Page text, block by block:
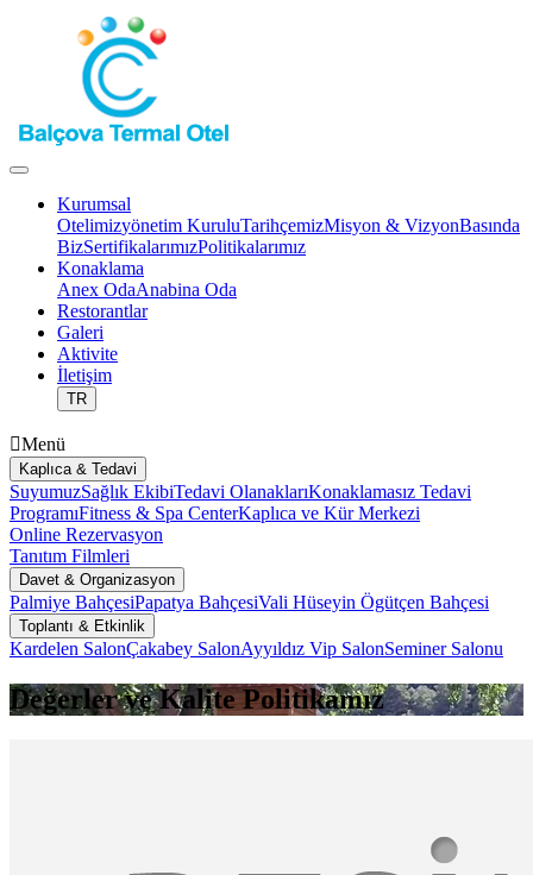
Kurumsal
OtelimizYönetim KuruluTarihçemizMisyon & VizyonBasında
BizSertifikalarımızPolitikalarımız
Konaklama
Anex OdaAnabina Oda
Restorantlar
Galeri
Aktivite
İletişim
TR
Menü
Kaplıca & Tedavi
SuyumuzSağlık EkibiTedavi OlanaklarıKonaklamasız Tedavi
ProgramıFitness & Spa CenterKaplıca ve Kür Merkezi
Online Rezervasyon
Tanıtım Filmleri
Davet & Organizasyon
Palmiye BahçesiPapatya BahçesiVali Hüseyin Ögütçen Bahçesi
Toplantı & Etkinlik
Kardelen SalonÇakabey SalonAyyıldız Vip SalonSeminer Salonu
Değerler ve Kalite Politikamız